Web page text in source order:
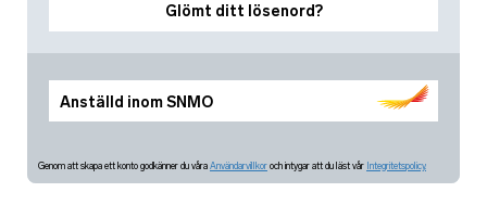
Anställd inom SNMO
Glömt ditt lösenord?
Genom att skapa ett konto godkänner du våra Användarvillkor och intygar att du läst vår Integritetspolicy.